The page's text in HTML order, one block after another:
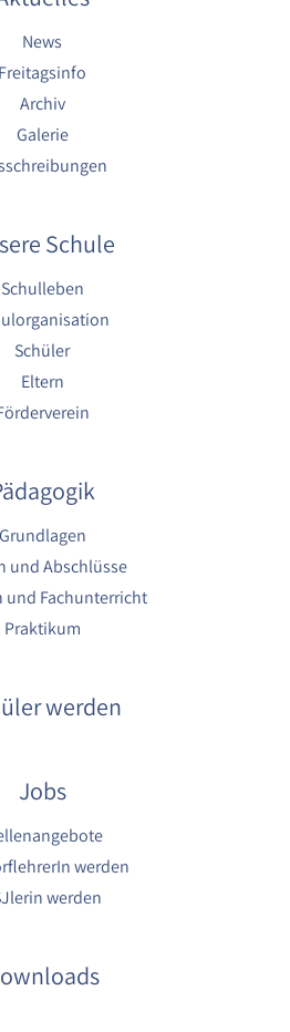
News
Freitagsinfo
Archiv
Galerie
Schule
Schulleben
Schüler
Eltern
Grundlagen
und Abschlüsse
und Fachunterricht
Praktikum
werden
Jobs
werden
werden